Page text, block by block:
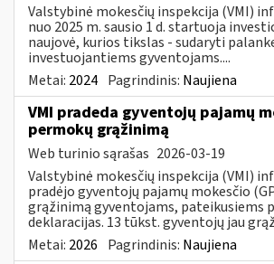
Valstybinė mokesčių inspekcija (VMI)
nuo 2025 m. sausio 1 d. startuoja
naujovė, kurios tikslas - sudaryti
investuojantiems gyventojams....
Metai: 2024 Pagrindinis: Naujiena
VMI pradeda gyventojų pajamų
permokų grąžinimą
Web turinio sąrašas 2026-03-19
Valstybinė mokesčių inspekcija (VMI)
pradėjo gyventojų pajamų mokesčio
grąžinimą gyventojams, pateikusiems
deklaracijas. 13 tūkst. gyventojų jau
Metai: 2026 Pagrindinis: Naujiena